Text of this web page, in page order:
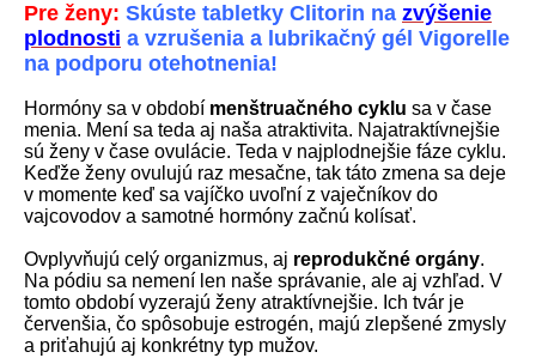
Pre ženy: Skúste tabletky Clitorin na zvýšenie
plodnosti a vzrušenia a lubrikačný gél Vigorelle
na podporu otehotnenia!
Hormóny sa v období menštruačného cyklu sa v čase
menia. Mení sa teda aj naša atraktivita. Najatraktívnejšie
sú ženy v čase ovulácie. Teda v najplodnejšie fáze cyklu.
Keďže ženy ovulujú raz mesačne, tak táto zmena sa deje
v momente keď sa vajíčko uvoľní z vaječníkov do
vajcovodov a samotné hormóny začnú kolísať.
Ovplyvňujú celý organizmus, aj reprodukčné orgány.
Na pódiu sa nemení len naše správanie, ale aj vzhľad. V
tomto období vyzerajú ženy atraktívnejšie. Ich tvár je
červenšia, čo spôsobuje estrogén, majú zlepšené zmysly
a priťahujú aj konkrétny typ mužov.